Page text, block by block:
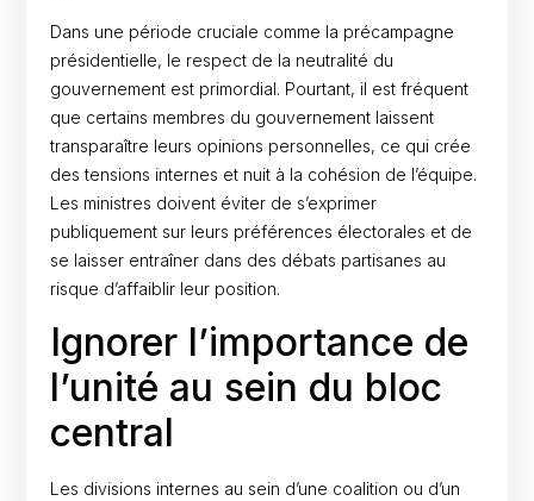
Dans une période cruciale comme la précampagne
présidentielle, le respect de la neutralité du
gouvernement est primordial. Pourtant, il est fréquent
que certains membres du gouvernement laissent
transparaître leurs opinions personnelles, ce qui crée
des tensions internes et nuit à la cohésion de l’équipe.
Les ministres doivent éviter de s’exprimer
publiquement sur leurs préférences électorales et de
se laisser entraîner dans des débats partisanes au
risque d’affaiblir leur position.
Ignorer l’importance de
l’unité au sein du bloc
central
Les divisions internes au sein d’une coalition ou d’un